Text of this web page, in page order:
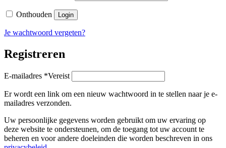
Onthouden Login
Je wachtwoord vergeten?
Registreren
E-mailadres *Vereist
Er wordt een link om een nieuw wachtwoord in te stellen naar je e-
mailadres verzonden.
Uw persoonlijke gegevens worden gebruikt om uw ervaring op
deze website te ondersteunen, om de toegang tot uw account te
beheren en voor andere doeleinden die worden beschreven in ons